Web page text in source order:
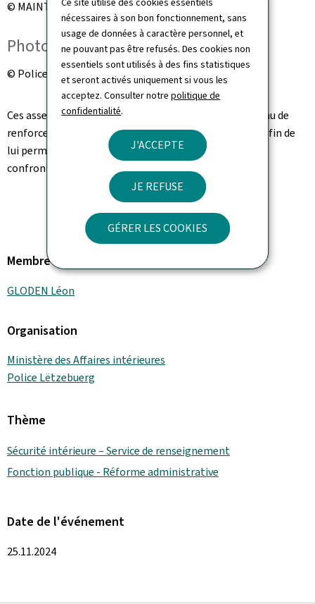
nécessaires à son bon fonctionnement, sans
usage de données à caractère personnel, et
ne pouvant pas être refusés. Des cookies non
essentiels sont utilisés à des fins statistiques
et seront activés uniquement si vous les
acceptez. Consulter notrepolitique de
confidentialité.
J'ACCEPTE
JE REFUSE
GÉRER LES COOKIES
© MAINT
Photo de groupe
© Police Lëtzebuerg
Ces assermentations s'inscrivent dans un effort continu de
renforcement des effectifs de la police grand-ducale, afin de
lui permettre de relever les défis auxquels le corps est
confronté.
Membre du gouvernement
GLODEN Léon
Organisation
Ministère des Affaires intérieures
Police Lëtzebuerg
Thème
Sécurité intérieure – Service de renseignement
Fonction publique - Réforme administrative
Date de l'événement
25.11.2024